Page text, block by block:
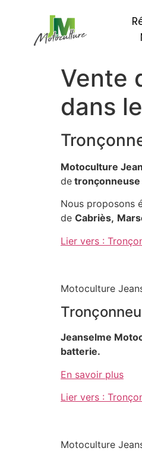
Vente
dans
Motoculture
de tronçonneuse
Nous proposons
de Cabriès,
Lier vers :
Motoculture
Jeanselme
batterie.
En savoir plus
Lier vers :
Motoculture